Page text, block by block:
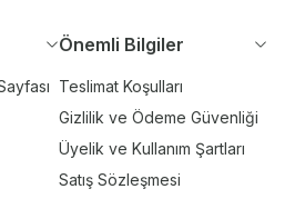
Önemli Bilgiler
Teslimat Koşulları
Gizlilik ve Ödeme Güvenliği
Üyelik ve Kullanım Şartları
Satış Sözleşmesi